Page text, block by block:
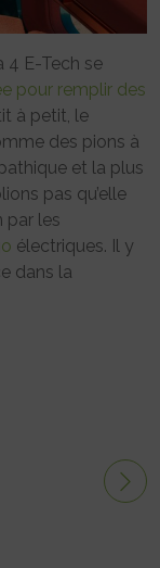
4 E-Tech se
pour remplir des
à petit, le
des pions à
et la plus
pas qu’elle
par les
électriques. Il y
dans la